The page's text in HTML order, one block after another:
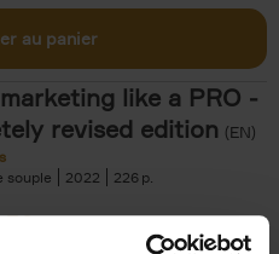
au panier
like a PRO -
revised edition (EN)
souple
2022 226
50